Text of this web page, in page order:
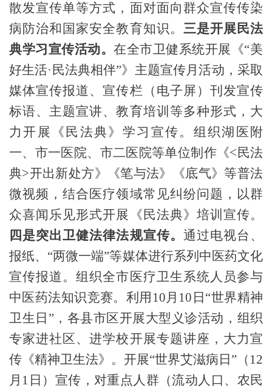
散发宣传单等方式，面对面向群众宣传传染
病防治和国家安全教育知识。 三是开展民法
典学习宣传活动。在全市卫健系统开展《“美
好生活·民法典相伴”》主题宣传月活动，采取
媒体宣传报道、宣传栏（电子屏）刊发宣传
标语、主题宣讲、教育培训等多种形式，大
力开展《民法典》学习宣传。 组织湖医附
一、市一医院、市二医院等单位制作《<民法
典>开出新处方》《笔与法》《底气》等普法
微视频，结合医疗领域常见纠纷问题，以群
众喜闻乐见形式开展《民法典》培训宣传。
四是突出卫健法律法规宣传。 通过电视台、
报纸、“两微一端”等媒体进行系列中医药文化
宣传报道。组织全市医疗卫生系统人员参与
中医药法知识竞赛。 利用 10月10日“世界精神
卫生日”，各县市区开展大型义诊活动，组织
专家进社区、进学校开展专题讲座， 大力宣
传《精神卫生法》 。 开展“世界艾滋病日”（12
月1日） 宣传，对重点人群（流动人口、农民